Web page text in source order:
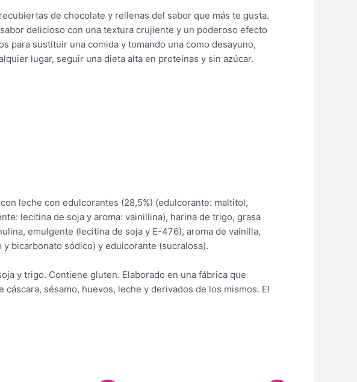
de chocolate y rellenas del sabor que más te gusta.
delicioso con una textura crujiente y un poderoso efecto
para sustituir una comida y tomando una como desayuno,
lugar, seguir una dieta alta en proteínas y sin azúcar.
leche con edulcorantes (28,5%) (edulcorante: maltitol,
lecitina de soja y aroma: vainillina), harina de trigo, grasa
emulgente (lecitina de soja y E-476), aroma de vainilla,
bicarbonato sódico) y edulcorante (sucralosa).
y trigo. Contiene gluten. Elaborado en una fábrica que
sésamo, huevos, leche y derivados de los mismos. El